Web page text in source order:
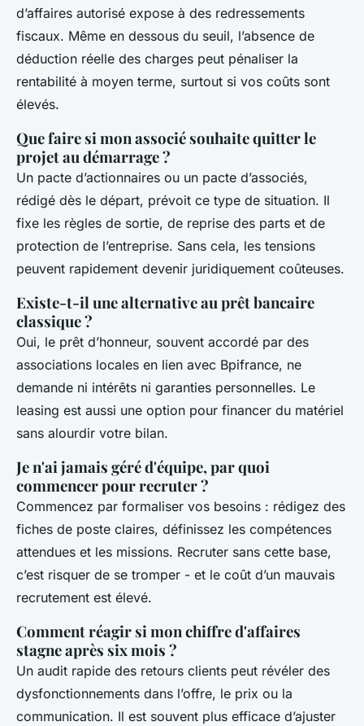
d’affaires autorisé expose à des redressements
fiscaux. Même en dessous du seuil, l’absence de
déduction réelle des charges peut pénaliser la
rentabilité à moyen terme, surtout si vos coûts sont
élevés.
Que faire si mon associé souhaite quitter le
projet au démarrage ?
Un pacte d’actionnaires ou un pacte d’associés,
rédigé dès le départ, prévoit ce type de situation. Il
fixe les règles de sortie, de reprise des parts et de
protection de l’entreprise. Sans cela, les tensions
peuvent rapidement devenir juridiquement coûteuses.
Existe-t-il une alternative au prêt bancaire
classique ?
Oui, le prêt d’honneur, souvent accordé par des
associations locales en lien avec Bpifrance, ne
demande ni intérêts ni garanties personnelles. Le
leasing est aussi une option pour financer du matériel
sans alourdir votre bilan.
Je n'ai jamais géré d'équipe, par quoi
commencer pour recruter ?
Commencez par formaliser vos besoins : rédigez des
fiches de poste claires, définissez les compétences
attendues et les missions. Recruter sans cette base,
c’est risquer de se tromper - et le coût d’un mauvais
recrutement est élevé.
Comment réagir si mon chiffre d'affaires
stagne après six mois ?
Un audit rapide des retours clients peut révéler des
dysfonctionnements dans l’offre, le prix ou la
communication. Il est souvent plus efficace d’ajuster